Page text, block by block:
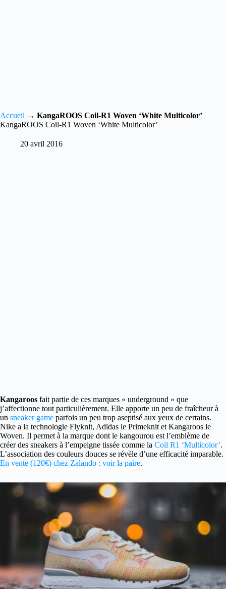
Accueil → KangaROOS Coil-R1 Woven ‘White Multicolor’
KangaROOS Coil-R1 Woven ‘White Multicolor’
20 avril 2016
Kangaroos fait partie de ces marques « underground » que
j’affectionne tout particulièrement. Elle apporte un peu de fraîcheur à
un sneaker game parfois un peu trop aseptisé aux yeux de certains.
Nike a la technologie Flyknit, Adidas le Primeknit et Kangaroos le
Woven. Il permet à la marque dont le kangourou est l’emblème de
créer des sneakers à l’empeigne tissée comme la Coil R1 ‘Multicolor’.
L’association des couleurs douces se révèle d’une efficacité imparable.
En vente (120€) chez Zalando : voir la paire.